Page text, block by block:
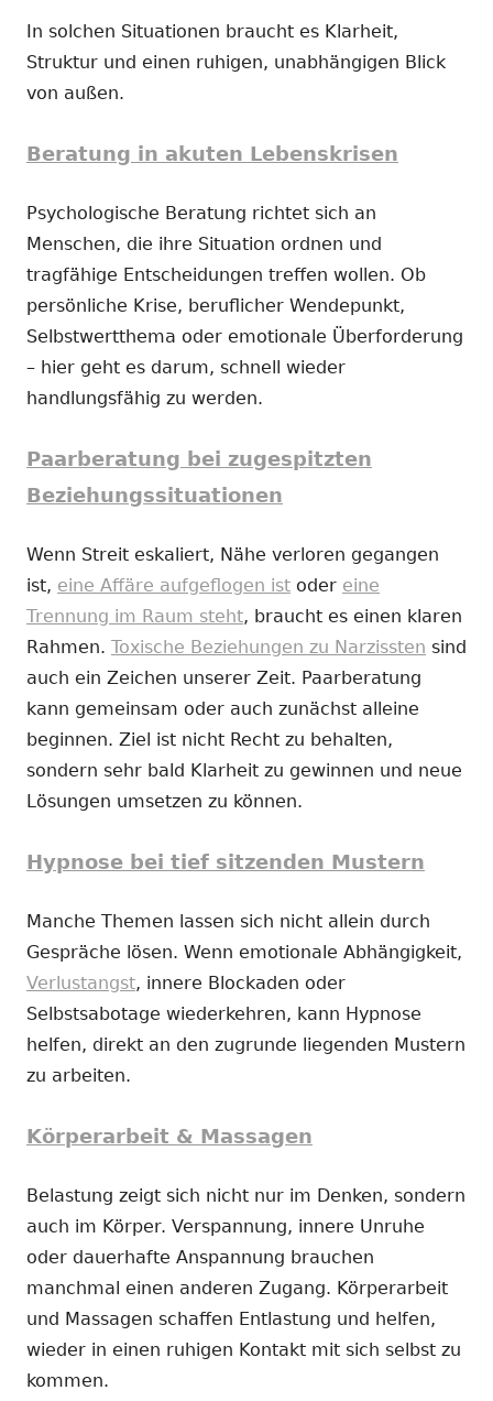
In solchen Situationen braucht es Klarheit,
Struktur und einen ruhigen, unabhängigen Blick
von außen.
Beratung in akuten Lebenskrisen
Psychologische Beratung richtet sich an
Menschen, die ihre Situation ordnen und
tragfähige Entscheidungen treffen wollen. Ob
persönliche Krise, beruflicher Wendepunkt,
Selbstwertthema oder emotionale Überforderung
– hier geht es darum, schnell wieder
handlungsfähig zu werden.
Paarberatung bei zugespitzten
Beziehungssituationen
Wenn Streit eskaliert, Nähe verloren gegangen
ist, eine Affäre aufgeflogen ist oder eine
Trennung im Raum steht, braucht es einen klaren
Rahmen. Toxische Beziehungen zu Narzissten sind
auch ein Zeichen unserer Zeit. Paarberatung
kann gemeinsam oder auch zunächst alleine
beginnen. Ziel ist nicht Recht zu behalten,
sondern sehr bald Klarheit zu gewinnen und neue
Lösungen umsetzen zu können.
Hypnose bei tief sitzenden Mustern
Manche Themen lassen sich nicht allein durch
Gespräche lösen. Wenn emotionale Abhängigkeit,
Verlustangst, innere Blockaden oder
Selbstsabotage wiederkehren, kann Hypnose
helfen, direkt an den zugrunde liegenden Mustern
zu arbeiten.
Körperarbeit & Massagen
Belastung zeigt sich nicht nur im Denken, sondern
auch im Körper. Verspannung, innere Unruhe
oder dauerhafte Anspannung brauchen
manchmal einen anderen Zugang. Körperarbeit
und Massagen schaffen Entlastung und helfen,
wieder in einen ruhigen Kontakt mit sich selbst zu
kommen.